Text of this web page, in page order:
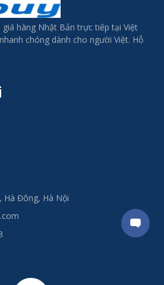
giá hàng Nhật Bản trực tiếp tại Việt
chóng dành cho người Việt. Hỗ
Hà Đông, Hà Nội